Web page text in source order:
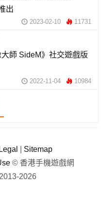
出
2023-02-10 11731
師 SideM》社交遊戲版
2022-11-04 10984
Legal
Sitemap
© 香港手機遊戲網
2026